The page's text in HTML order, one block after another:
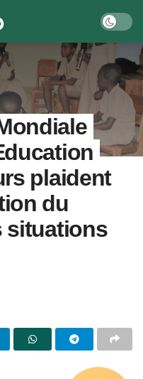
plaident
du
situations